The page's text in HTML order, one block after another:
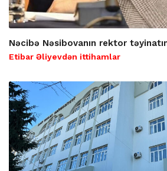
Nəcibə Nəsibovanın rektor
Etibar Əliyevdən ittihamlar